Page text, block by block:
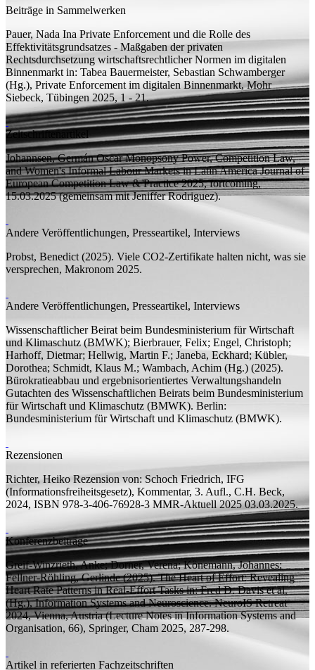
Beiträge in Sammelwerken
Pauer, Nada Ina Private Enforcement und die Rolle des
Effektivitätsgrundsatzes - Maßgaben der privaten
Rechtsdurchsetzung wirtschaftsrechtlicher Normen im digitalen
Binnenmarkt in: Tabea Bauermeister, Sebastian Schwamberger
(Hg.), Private Enforcement im digitalen Binnenmarkt, Mohr
Siebeck, Tübingen 2025, 1 - 21.
Zeitschriftenartikel
Johannsen, Germán Oscar Monopsony Power, Competition Law,
and Women's Informal Labour Markets in Latin AmericaJournal of
European Competition Law & Practice 2025, fortcoming,
15.03.2025 (gemeinsam mitJeniffer Rodriguez).
Andere Veröffentlichungen, Presseartikel, Interviews
Probst, Benedict (2025). Viele CO2-Zertifikate halten nicht, was sie
versprechen, Makronom 2025.
Andere Veröffentlichungen, Presseartikel, Interviews
Wissenschaftlicher Beirat beim Bundesministerium für Wirtschaft
und Klimaschutz (BMWK); Bierbrauer, Felix; Engel, Christoph;
Harhoff, Dietmar; Hellwig, Martin F.; Janeba, Eckhard; Kübler,
Dorothea; Schmidt, Klaus M.; Wambach, Achim (Hg.) (2025).
Bürokratieabbau und ergebnisorientiertes Verwaltungshandeln
Gutachten des Wissenschaftlichen Beirats beim Bundesministerium
für Wirtschaft und Klimaschutz (BMWK). Berlin:
Bundesministerium für Wirtschaft und Klimaschutz (BMWK).
Rezensionen
Richter, Heiko Rezension von: Schoch Friedrich, IFG
(Informationsfreiheitsgesetz), Kommentar, 3. Aufl., C.H. Beck,
2024, ISBN 978-3-406-76928-3 MMR-Aktuell 2025 03.03.2025.
Konferenzbeiträge
Greif-Winzrieth, Anke; Dorner, Verena;Könemann, Johannes;
Fellner-Röhling, Gerlinde(2025).The Heart of Effort: Revealing
Heart Rate Patterns in Real-Effort Tasksin: Fred D. Davis et al.
(Hg.), Information Systems and Neuroscience. NeuroIS Retreat
2024, Vienna, Austria (Lecture Notes in Information Systems and
Organisation, 66), Springer, Cham 2025, 287-298.
Artikel in referierten Fachzeitschriften